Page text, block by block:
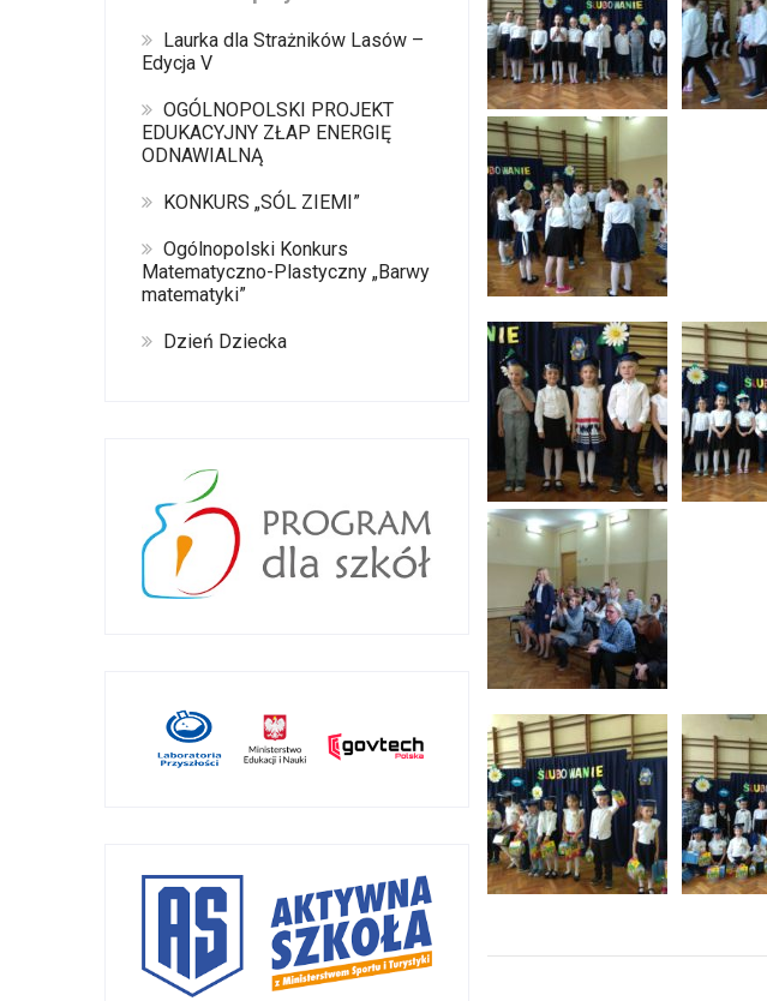
Laurka dla Strażników Lasów –
Edycja V
OGÓLNOPOLSKI PROJEKT
EDUKACYJNY ZŁAP ENERGIĘ
ODNAWIALNĄ
KONKURS „SÓL ZIEMI”
Ogólnopolski Konkurs
Matematyczno-Plastyczny „Barwy
matematyki”
Dzień Dziecka